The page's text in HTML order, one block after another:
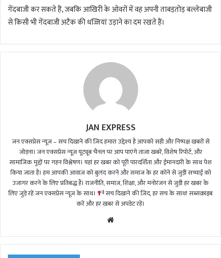
गेंदबाजी कर सकते हैं, जबकि आखिरी के ओवरों में वह अपनी ताबड़तोड़ बल्लेबाजी
से किसी भी गेंदबाजी अटैक की धज्जियां उड़ाने का दम रखते हैं।
JAN EXPRESS
जन एक्सप्रेस न्यूज़ – सच दिखाने की ज़िद हमारा उद्देश्य है आपको सही और निष्पक्ष खबरों से
जोड़ना। जन एक्सप्रेस न्यूज़ यूट्यूब चैनल पर आप पाएंगे ताजा खबरें, विशेष रिपोर्ट, और
सामाजिक मुद्दों पर गहन विश्लेषण। यहां हर खबर को पूरी पारदर्शिता और ईमानदारी के साथ पेश
किया जाता है। हम आपकी आवाज़ को बुलंद करने और समाज के हर कोने से जुड़ी सच्चाई को
उजागर करने के लिए प्रतिबद्ध हैं। राजनीति, समाज, शिक्षा, और मनोरंजन से जुड़ी हर खबर के
लिए जुड़े रहें जन एक्सप्रेस न्यूज़ के साथ।
सच दिखाने की ज़िद, हर सच के साथ! सब्सक्राइब
करें और हर खबर से अपडेट रहें।
te